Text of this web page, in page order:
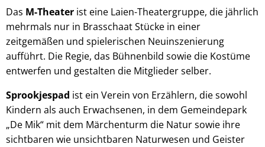
Das M-Theater ist eine Laien-Theatergruppe, die jährlich
mehrmals nur in Brasschaat Stücke in einer
zeitgemäßen und spielerischen Neuinszenierung
aufführt. Die Regie, das Bühnenbild sowie die Kostüme
entwerfen und gestalten die Mitglieder selber.
Sprookjespad ist ein Verein von Erzählern, die sowohl
Kindern als auch Erwachsenen, in dem Gemeindepark
„De Mik“ mit dem Märchenturm die Natur sowie ihre
sichtbaren wie unsichtbaren Naturwesen und Geister